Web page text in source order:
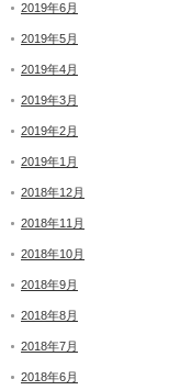
2019年6月
2019年5月
2019年4月
2019年3月
2019年2月
2019年1月
2018年12月
2018年11月
2018年10月
2018年9月
2018年8月
2018年7月
2018年6月